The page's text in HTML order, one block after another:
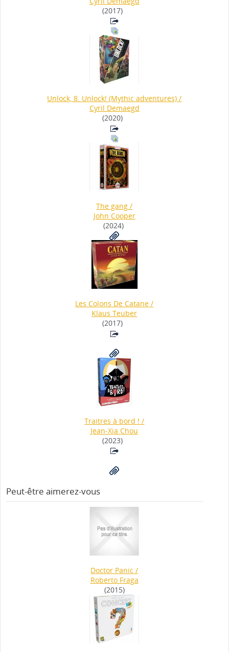
(2017)
Unlock, 8. Unlock! (Mythic adventures) /
Cyril Demaegd
(2020)
The gang /
John Cooper
(2024)
Les Colons De Catane /
Klaus Teuber
(2017)
Traitres à bord ! /
Jean-Xia Chou
(2023)
Peut-être aimerez-vous
Doctor Panic /
Roberto Fraga
(2015)